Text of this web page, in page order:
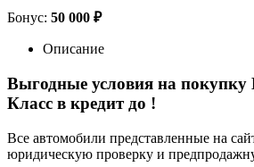
Бонус: 50 000 ₽
Описание
Выгодные условия на покупку
Класс в кредит до !
Все автомобили представленные на
юридическую проверку и